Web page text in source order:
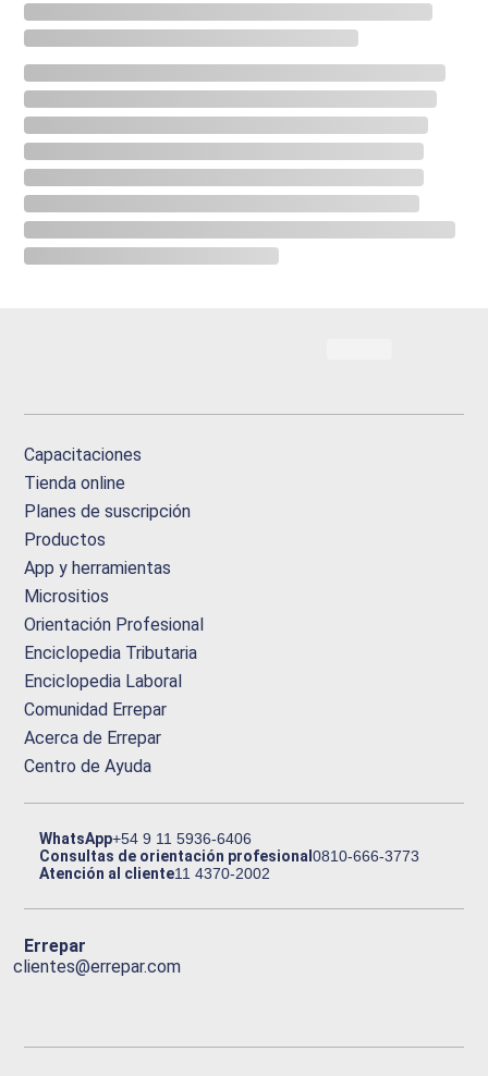
Capacitaciones
Tienda online
Planes de suscripción
Productos
App y herramientas
Micrositios
Orientación Profesional
Enciclopedia Tributaria
Enciclopedia Laboral
Comunidad Errepar
Acerca de Errepar
Centro de Ayuda
WhatsApp+54 9 11 5936-6406
Consultas de orientación profesional0810-666-3773
Atención al cliente11 4370-2002
Errepar
clientes@errepar.com